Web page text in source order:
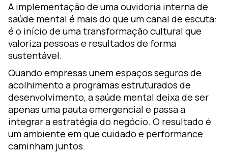
A implementação de uma ouvidoria interna de
saúde mental é mais do que um canal de escuta:
é o início de uma transformação cultural que
valoriza pessoas e resultados de forma
sustentável.
Quando empresas unem espaços seguros de
acolhimento a programas estruturados de
desenvolvimento, a saúde mental deixa de ser
apenas uma pauta emergencial e passa a
integrar a estratégia do negócio. O resultado é
um ambiente em que cuidado e performance
caminham juntos.